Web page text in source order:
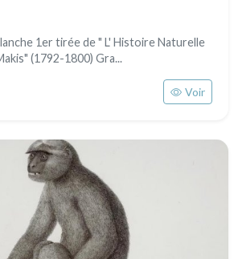
1er tirée de " L' Histoire Naturelle
(1792-1800) Gra...
Voir